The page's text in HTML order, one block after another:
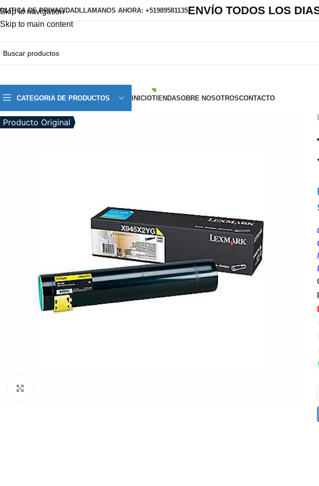
Skip to navigation
Skip to main content
DE PRIVACIDADLLAMANOS AHORA: +51989581135ENVÍO TODOS LOS
CATEGORIA DE PRODUCTOS INICIOTIENDASOBRE NOSOTROSCONTACTO
Producto Original